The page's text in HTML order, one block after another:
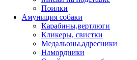
Поилки
Амуниция собаки
Карабины,вертлюги
Кликеры, свистки
Медальоны,адресники
Намордники